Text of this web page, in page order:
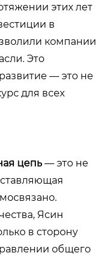
этих лет
в
компании
Это
— это не
для всех
цепь — это не
Ясин
в сторону
общего